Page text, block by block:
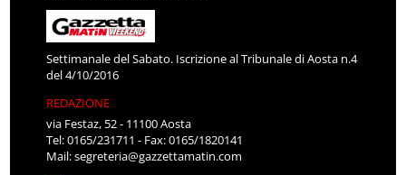
Settimanale del Sabato. Iscrizione al Tribunale di Aosta n.4
del 4/10/2016
REDAZIONE
via Festaz, 52 - 11100 Aosta
Tel: 0165/231711 - Fax: 0165/1820141
Mail:segreteria@gazzettamatin.com